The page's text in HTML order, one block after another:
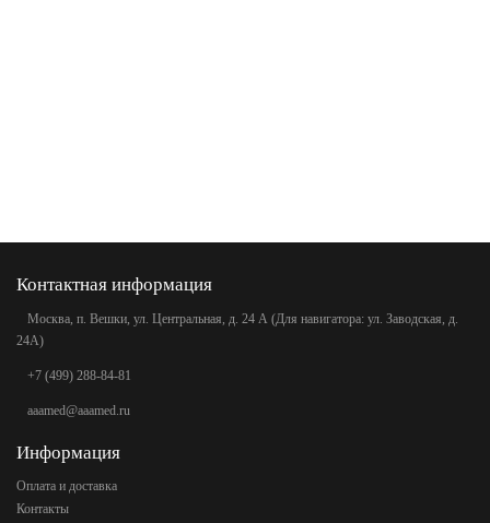
Контактная информация
Москва, п. Вешки, ул. Центральная, д. 24 А (Для навигатора: ул. Заводская, д.
24А)
+7 (499) 288-84-81
aaamed@aaamed.ru
Информация
Оплата и доставка
Контакты